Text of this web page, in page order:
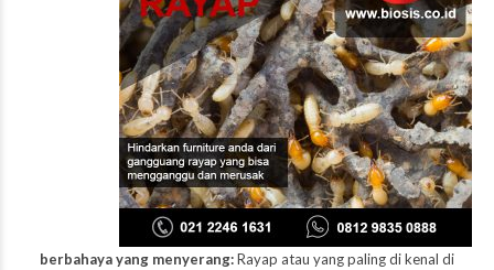
berbahaya yang menyerang:Rayap atau yang paling di kenal di